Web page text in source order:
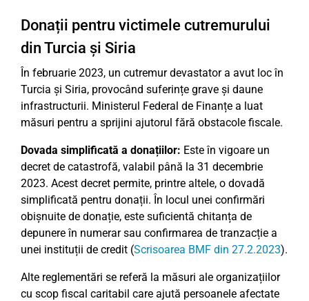
Donații pentru victimele cutremurului
din Turcia și Siria
În februarie 2023, un cutremur devastator a avut loc în
Turcia și Siria, provocând suferințe grave și daune
infrastructurii. Ministerul Federal de Finanțe a luat
măsuri pentru a sprijini ajutorul fără obstacole fiscale.
Dovada simplificată a donațiilor: Este în vigoare un
decret de catastrofă, valabil până la 31 decembrie
2023. Acest decret permite, printre altele, o dovadă
simplificată pentru donații. În locul unei confirmări
obișnuite de donație, este suficientă chitanța de
depunere în numerar sau confirmarea de tranzacție a
unei instituții de credit (Scrisoarea BMF din 27.2.2023).
Alte reglementări se referă la măsuri ale organizațiilor
cu scop fiscal caritabil care ajută persoanele afectate